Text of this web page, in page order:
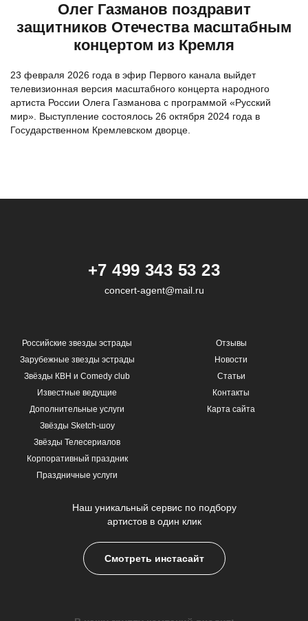
Олег Газманов поздравит
защитников Отечества масштабным
концертом из Кремля
23 февраля 2026 года в эфир Первого канала выйдет
телевизионная версия масштабного концерта народного
артиста России Олега Газманова с программой «Русский
мир». Выступление состоялось 26 октября 2024 года в
Государственном Кремлевском дворце.
+7 499 343 53 23
concert-agent@mail.ru
Российские звезды эстрады
Зарубежные звезды эстрады
Звёзды КВН и Comedy club
Известные ведущие
Дополнительные услуги
Звёзды Sketch-шоу
Звёзды Телесериалов
Корпоративный праздник
Праздничные услуги
Отзывы
Новости
Статьи
Контакты
Карта сайта
Наш уникальный сервис по подбору
артистов в один клик
Смотреть инстасайт